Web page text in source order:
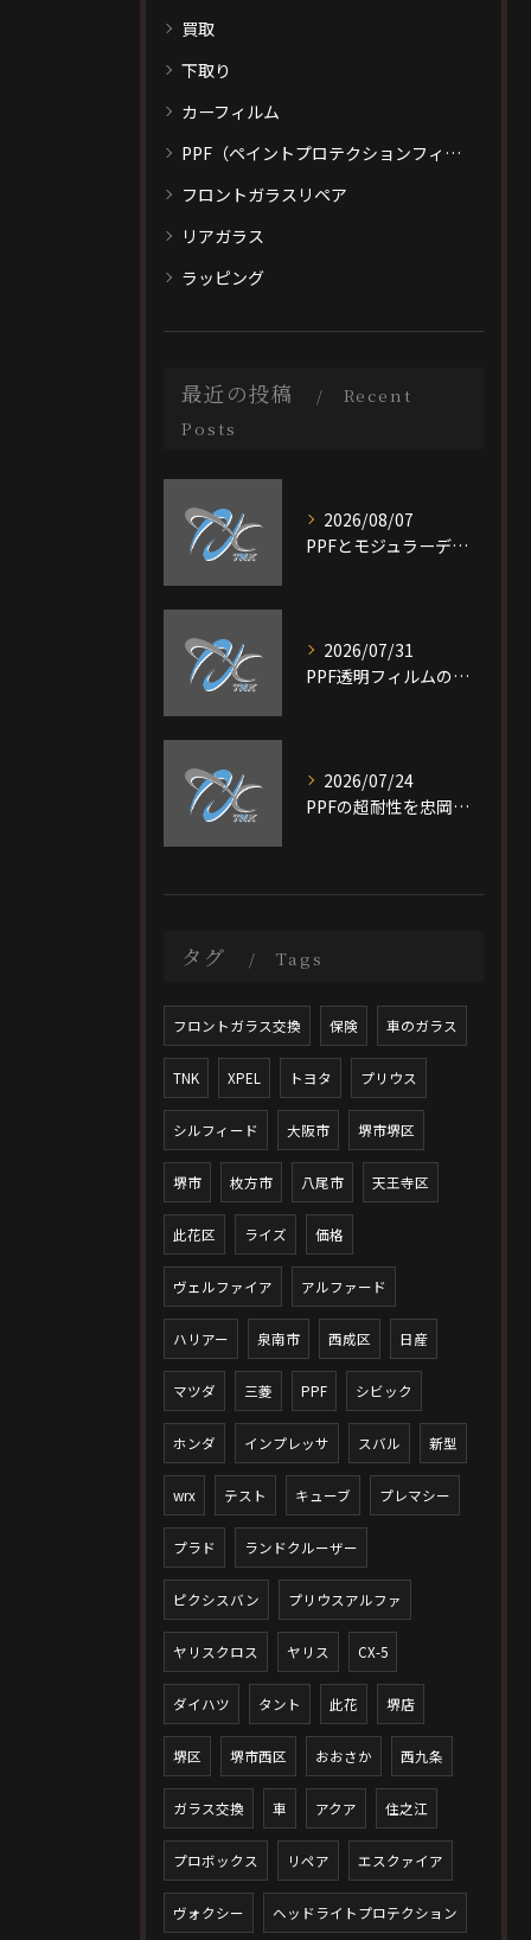
買取
下取り
カーフィルム
PPF（ペイントプロテクションフィルム）
フロントガラスリペア
リアガラス
ラッピング
最近の投稿
Recent
Posts
2026/08/07
PPFとモジュラーデザイン施工を大阪府大阪市旭区で選ぶ際の比較ポイントと最適なプラン選び完全ガイド
2026/07/31
PPF透明フィルムの特徴と費用相場を短時間で理解し愛車を守る選び方ガイド
2026/07/24
PPFの超耐性を忠岡町で実現する大阪府泉北郡で後悔しない施工ガイド
タグ Tags
フロントガラス交換 保険 車のガラス
TNK XPEL トヨタ プリウス
シルフィード 大阪市 堺市堺区
堺市 枚方市 八尾市 天王寺区
此花区 ライズ 価格
ヴェルファイア アルファード
ハリアー 泉南市 西成区 日産
マツダ 三菱 PPF シビック
ホンダ インプレッサ スバル 新型
wrx テスト キューブ プレマシー
プラド ランドクルーザー
ピクシスバン プリウスアルファ
ヤリスクロス ヤリス CX-5
ダイハツ タント 此花 堺店
堺区 堺市西区 おおさか 西九条
ガラス交換 車 アクア 住之江
プロボックス リペア エスクァイア
ヴォクシー ヘッドライトプロテクション